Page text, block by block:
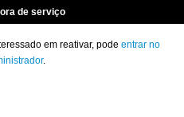
de serviço
em reativar, pode entrar no
.